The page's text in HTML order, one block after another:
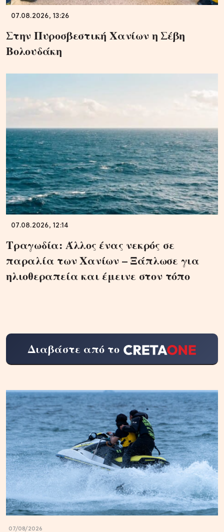
07.08.2026, 13:26
Στην Πυροσβεστική Χανίων η Σέβη
Βολουδάκη
07.08.2026, 12:14
Τραγωδία: Άλλος ένας νεκρός σε
παραλία των Χανίων – Ξάπλωσε για
ηλιοθεραπεία και έμεινε στον τόπο
Διαβάστε από το
07/08/2026